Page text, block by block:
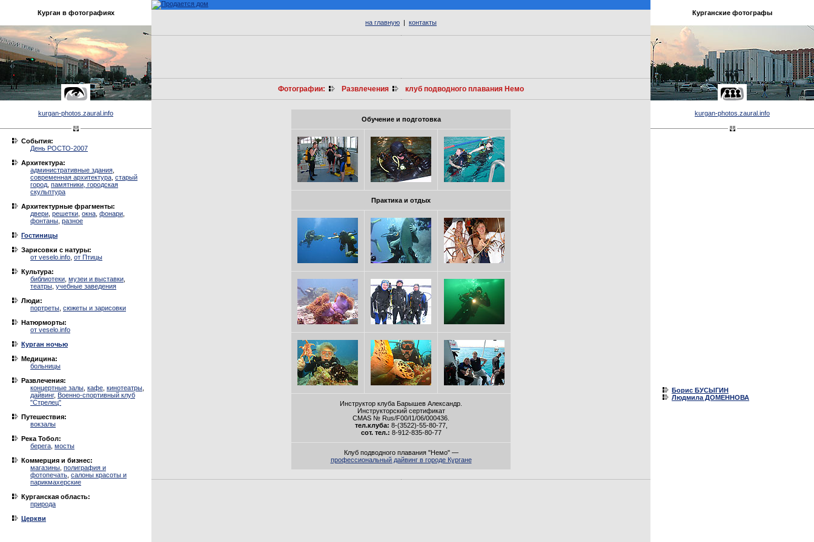
Курган в фотографиях
kurgan-photos.zaural.info
События:
День РОСТО-2007
Архитектура:
административные здания
современная архитектура старый
город памятники, городская
скульптура
Архитектурные фрагменты:
двери решетки окна фонари
фонтаны разное
Гостиницы
Зарисовки с натуры:
от veselo.info от Птицы
Культура:
библиотеки музеи и выставки
театры учебные заведения
Люди:
портреты сюжеты и зарисовки
Натюрморты:
от veselo.info
Курган ночью
Медицина:
больницы
Развлечения:
концертные залы кафе кинотеатры
дайвинг, Военно-спортивный клуб
"Стрелец"
Путешествия:
вокзалы
Река Тобол:
берега мосты
Коммерция и бизнес:
магазины полиграфия и
фотопечать салоны красоты и
парикмахерские
Курганская область:
природа
Церкви
на главную | контакты
Фотографии: Развлечения клуб подводного плавания Немо
Обучение и подготовка
Практика и отдых
Инструктор клуба Барышев Александр.
Инструкторский сертификат
CMAS № Rus/F00/I1/06/000436.
тел.клуба: 8-(3522)-55-80-77,
сот. тел.: 8-912-835-80-77
Клуб подводного плавания "Немо" —
профессиональный дайвинг в городе Кургане
Курганские фотографы
kurgan-photos.zaural.info
Борис БУСЫГИН
Людмила ДОМЕННОВА